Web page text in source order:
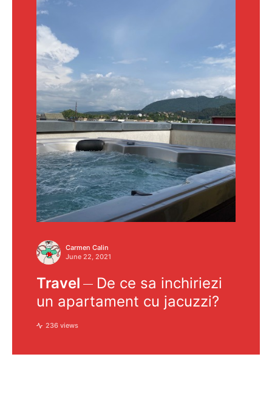
Carmen Calin
June 22, 2021
Travel
De ce sa inchiriezi
un apartament cu jacuzzi?
236 views